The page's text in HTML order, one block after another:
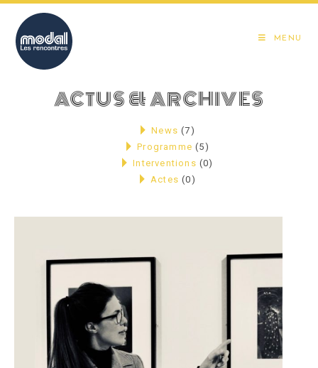
content
MENU
ACTUS & ARCHIVES
News (7)
Programme (5)
Interventions (0)
Actes (0)